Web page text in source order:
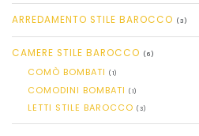
ARREDAMENTO STILE BAROCCO (3)
CAMERE STILE BAROCCO (6)
COMÒ BOMBATI (1)
COMODINI BOMBATI (1)
LETTI STILE BAROCCO (3)